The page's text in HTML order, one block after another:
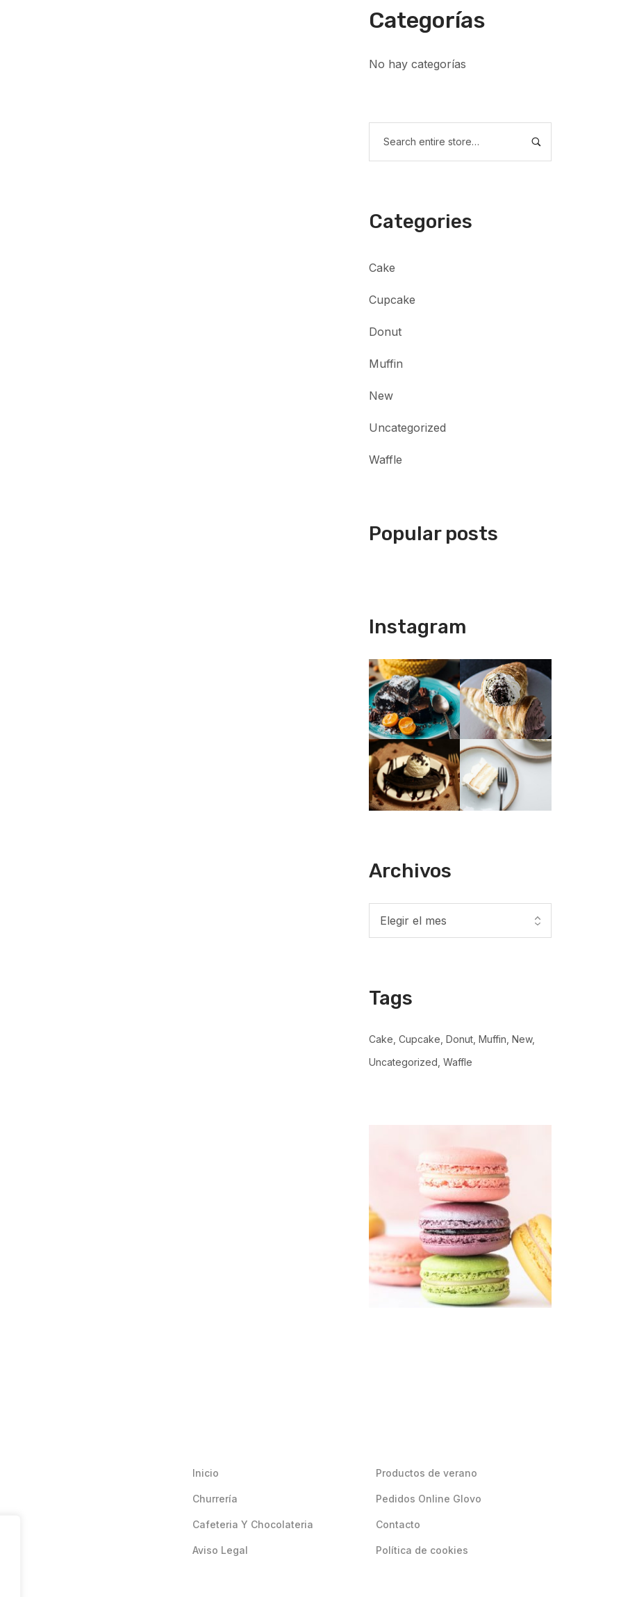
Categorías
No hay categorías
Categories
Cake
Cupcake
Donut
Muffin
New
Uncategorized
Waffle
Popular posts
Instagram
Archivos
Tags
Cake Cupcake Donut Muffin New
Uncategorized Waffle
Inicio
Churrería
Cafeteria Y Chocolateria
Aviso Legal
Productos de verano
Pedidos Online Glovo
Contacto
Política de cookies